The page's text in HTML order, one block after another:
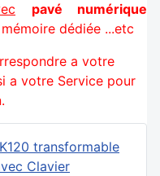
pavé numérique
dédiée ...etc
a votre
a votre Service pour